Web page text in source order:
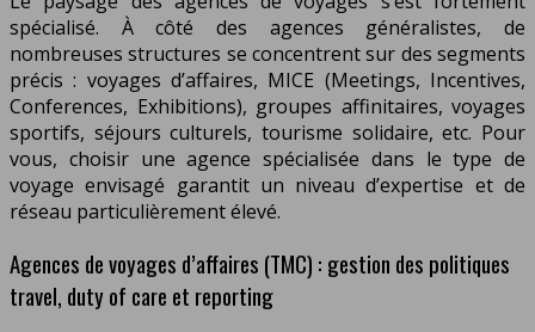
spécialisé. À côté des agences généralistes, de
nombreuses structures se concentrent sur des segments
précis : voyages d’affaires, MICE (Meetings, Incentives,
Conferences, Exhibitions), groupes affinitaires, voyages
sportifs, séjours culturels, tourisme solidaire, etc. Pour
vous, choisir une agence spécialisée dans le type de
voyage envisagé garantit un niveau d’expertise et de
réseau particulièrement élevé.
Agences de voyages d’affaires (TMC) : gestion des politiques
travel, duty of care et reporting